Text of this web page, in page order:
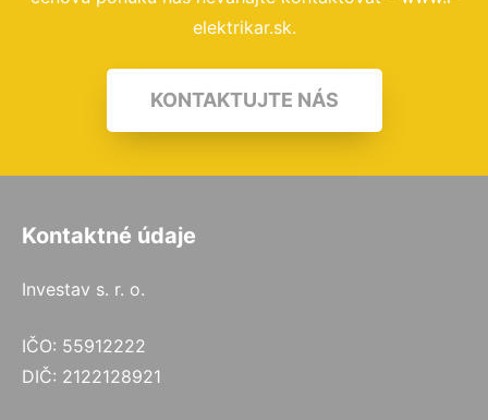
elektrikar.sk.
KONTAKTUJTE NÁS
Kontaktné údaje
Investav s. r. o.
IČO: 55912222
DIČ: 2122128921